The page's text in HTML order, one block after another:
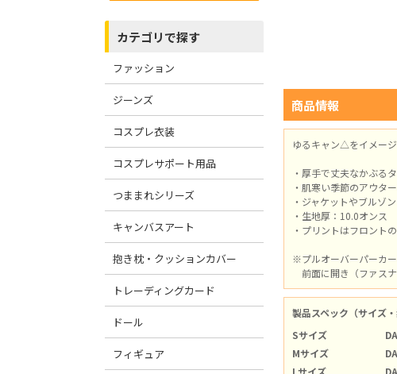
カテゴリで探す
ファッション
ジーンズ
コスプレ衣装
コスプレサポート用品
つままれシリーズ
キャンバスアート
抱き枕・クッションカバー
トレーディングカード
ドール
フィギュア
商品情報
ゆるキャン△をイメー
・厚手で丈夫なかぶる
・肌寒い季節のアウタ
・ジャケットやブルゾ
・生地厚：10.0オンス
・プリントはフロント
※プルオーバーパーカ
前面に開き（ファスナ
製品スペック（サイズ・
Sサイズ
Mサイズ
Lサイズ